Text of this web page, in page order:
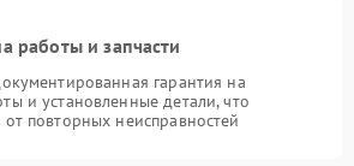
работы и запчасти
гарантия на
и установленные детали, что
повторных неисправностей